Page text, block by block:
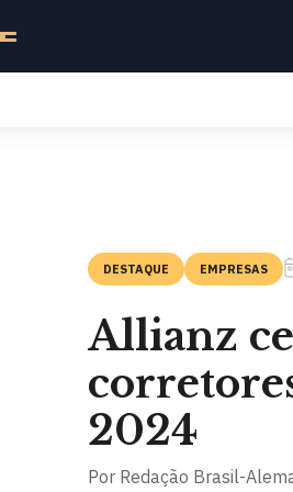
DESTAQUE EMPRESAS
Allianz
2024
Por Redação Brasil-